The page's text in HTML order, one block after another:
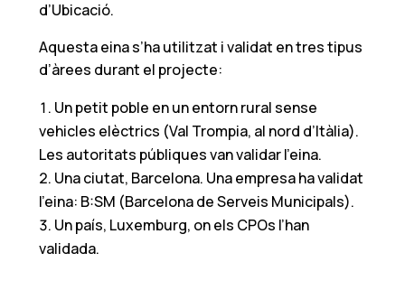
d’Ubicació.
Aquesta eina s’ha utilitzat i validat en tres tipus
d’àrees durant el projecte:
Un petit poble en un entorn rural sense
vehicles elèctrics (Val Trompia, al nord d’Itàlia).
Les autoritats públiques van validar l’eina.
Una ciutat, Barcelona. Una empresa ha validat
l’eina: B:SM (Barcelona de Serveis Municipals).
Un país, Luxemburg, on els CPOs l’han
validada.